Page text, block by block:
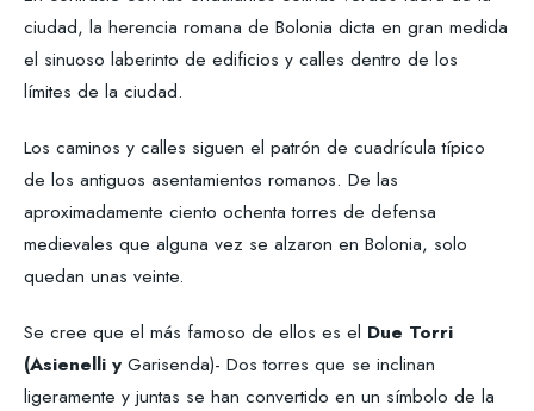
ciudad, la herencia romana de Bolonia dicta en gran medida
el sinuoso laberinto de edificios y calles dentro de los
límites de la ciudad.
Los caminos y calles siguen el patrón de cuadrícula típico
de los antiguos asentamientos romanos. De las
aproximadamente ciento ochenta torres de defensa
medievales que alguna vez se alzaron en Bolonia, solo
quedan unas veinte.
Se cree que el más famoso de ellos es el Due Torri
(Asienelli y Garisenda)- Dos torres que se inclinan
ligeramente y juntas se han convertido en un símbolo de la